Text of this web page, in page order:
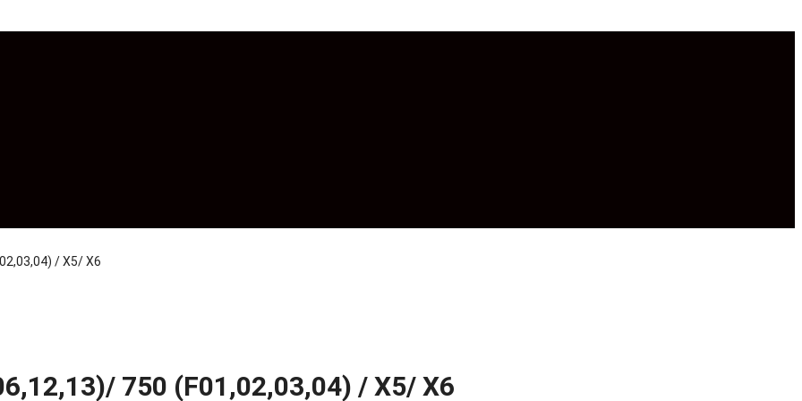
/ X5/ X6
750 (F01,02,03,04) / X5/ X6